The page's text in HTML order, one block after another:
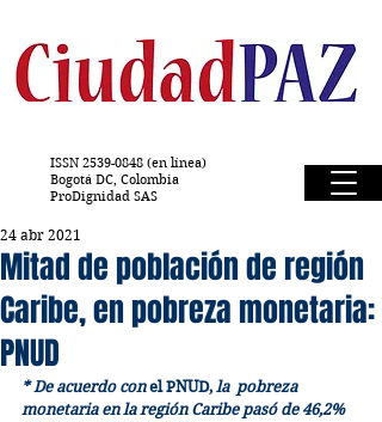
ISSN 2539-0848 (en línea)
Bogotá DC, Colombia
ProDignidad SAS
Mitad de población de región
Caribe, en pobreza monetaria:
PNUD
24 abr 2021
* De acuerdo con el PNUD, la  pobreza
monetaria en la región Caribe pasó de 46,2%